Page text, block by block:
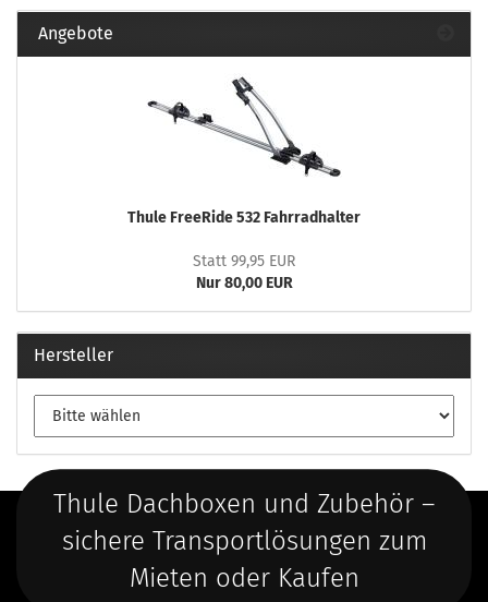
Angebote
Thule FreeRide 532 Fahrradhalter
Statt 99,95 EUR
Nur 80,00 EUR
Hersteller
Thule Dachboxen und Zubehör –
sichere Transportlösungen zum
Mieten oder Kaufen